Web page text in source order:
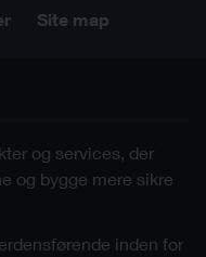
STL
Site map
og services, der
og bygge mere sikre
inden for